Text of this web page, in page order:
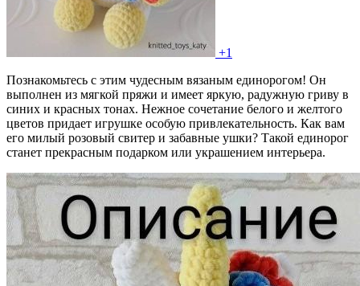
+1
Познакомьтесь с этим чудесным вязаным единорогом! Он
выполнен из мягкой пряжи и имеет яркую, радужную гриву в
синих и красных тонах. Нежное сочетание белого и желтого
цветов придает игрушке особую привлекательность. Как вам
его милый розовый свитер и забавные ушки? Такой единорог
станет прекрасным подарком или украшением интерьера.